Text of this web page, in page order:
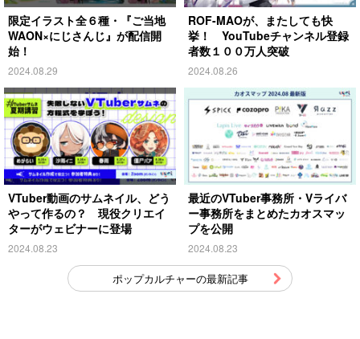
限定イラスト全６種・『ご当地
WAON×にじさんじ』が配信開
始！
2024.08.29
ROF-MAOが、またしても快
挙！ YouTubeチャンネル登録
者数１００万人突破
2024.08.26
VTuber動画のサムネイル、どう
やって作るの？ 現役クリエイ
ターがウェビナーに登場
2024.08.23
最近のVTuber事務所・Vライバ
ー事務所をまとめたカオスマッ
プを公開
2024.08.23
ポップカルチャーの最新記事